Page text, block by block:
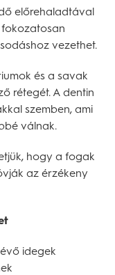
előrehaladtával
vezethet.
és a savak
rétegét. A dentin
szemben, ami
válnak.
hogy a fogak
az érzékeny
idegek